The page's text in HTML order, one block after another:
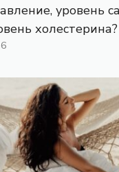
уровень
холестерина?